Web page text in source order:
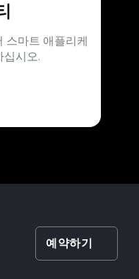
스마트 애플리케
십시오.
예약하기